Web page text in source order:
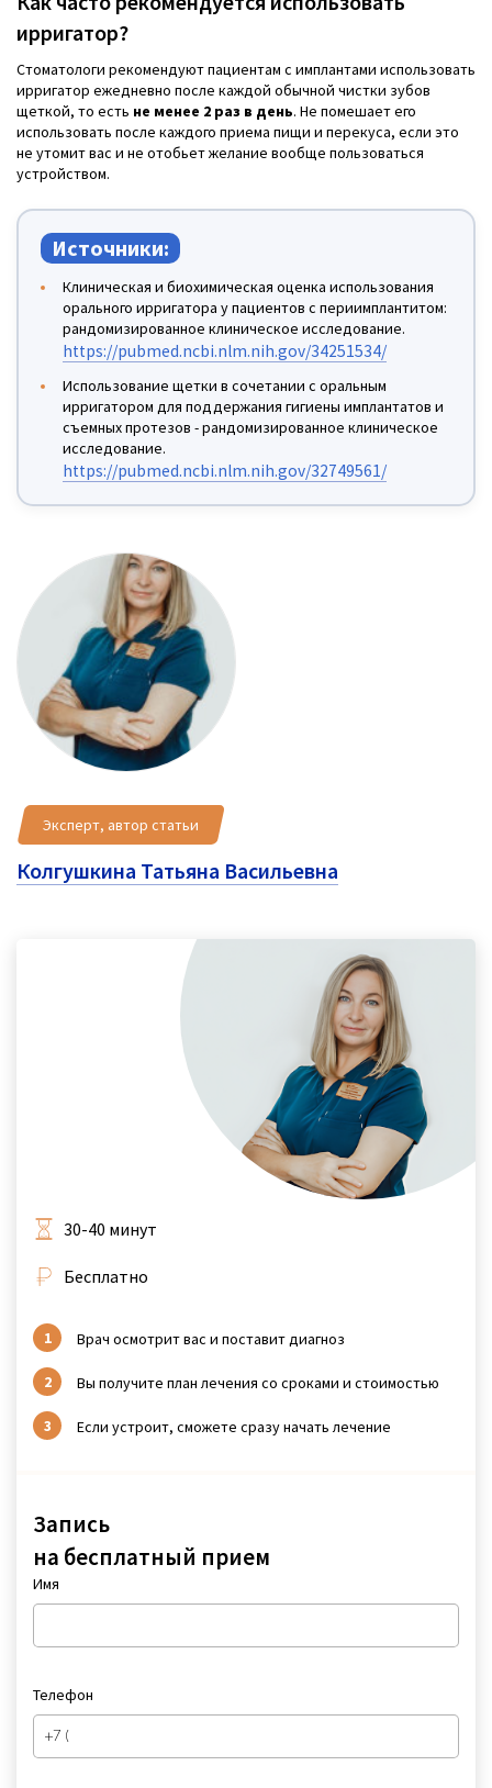
ирригатор?
Стоматологи рекомендуют пациентам с имплантами использовать
ирригатор ежедневно после каждой обычной чистки зубов
щеткой, то есть не менее 2 раз в день. Не помешает его
использовать после каждого приема пищи и перекуса, если это
не утомит вас и не отобьет желание вообще пользоваться
устройством.
Источники:
Клиническая и биохимическая оценка использования
орального ирригатора у пациентов с периимплантитом:
рандомизированное клиническое исследование.
https://pubmed.ncbi.nlm.nih.gov/34251534/
Использование щетки в сочетании с оральным
ирригатором для поддержания гигиены имплантатов и
съемных протезов - рандомизированное клиническое
исследование.
https://pubmed.ncbi.nlm.nih.gov/32749561/
Эксперт, автор статьи
Колгушкина Татьяна Васильевна
Запись
на бесплатный прием
Имя
Телефон
30-40 минут
Бесплатно
Врач осмотрит вас и поставит диагноз
Вы получите план лечения со сроками и стоимостью
Если устроит, сможете сразу начать лечение